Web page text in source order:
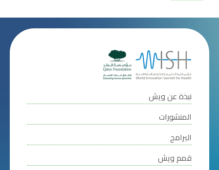
نبذة عن ويش
المنشورات
البرامج
قمم ويش